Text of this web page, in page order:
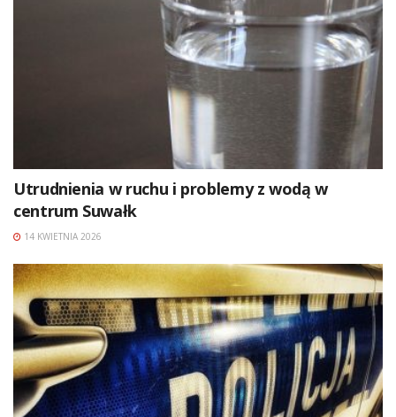
Utrudnienia w ruchu i problemy z wodą w
centrum Suwałk
14 KWIETNIA 2026